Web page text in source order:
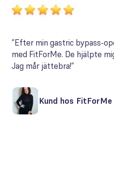
”Efter min gastric bypass-
med FitForMe. De hjälpte
Jag mår jättebra!”
Kund hos FitForMe